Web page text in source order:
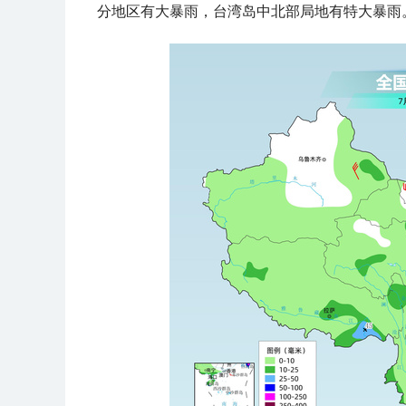
分地区有大暴雨，台湾岛中北部局地有特大暴雨